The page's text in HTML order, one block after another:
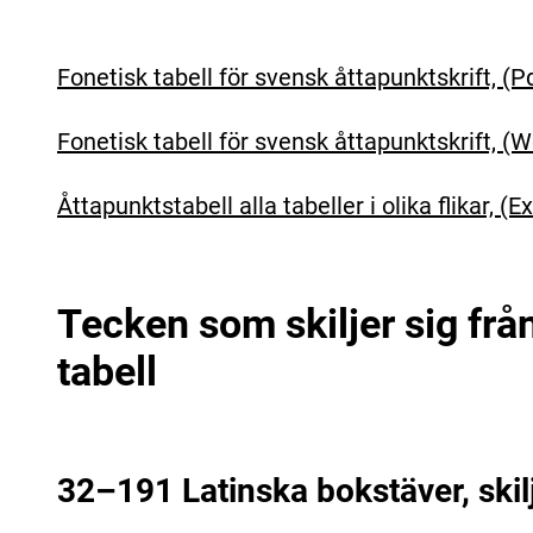
Fonetisk tabell för svensk åttapunktskrift,
Fonetisk tabell för svensk åttapunktskrift,
Åttapunktstabell alla tabeller i olika flikar,
Tecken som skiljer sig
tabell
32–191 Latinska bokstäver,